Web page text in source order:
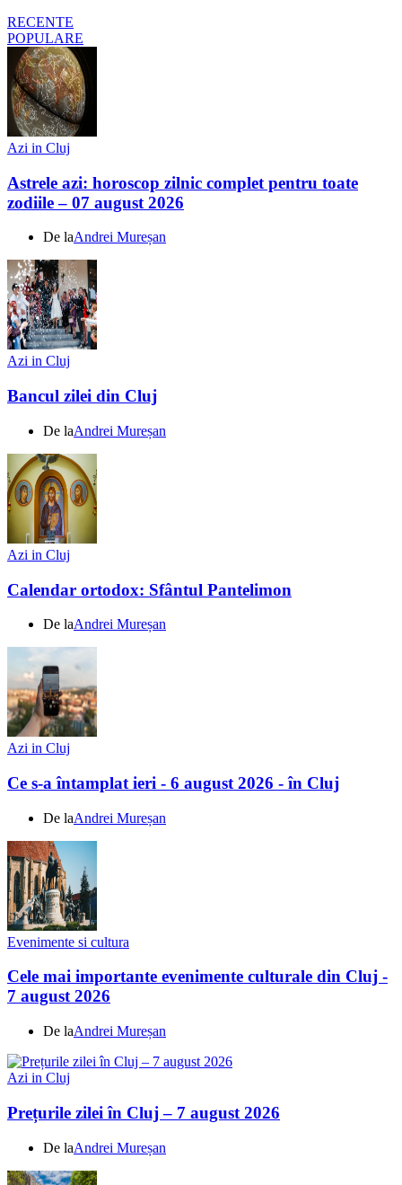
RECENTE
POPULARE
Azi in Cluj
Astrele azi: horoscop zilnic complet pentru toate
zodiile – 07 august 2026
De laAndrei Mureșan
Azi in Cluj
Bancul zilei din Cluj
De laAndrei Mureșan
Azi in Cluj
Calendar ortodox: Sfântul Pantelimon
De laAndrei Mureșan
Azi in Cluj
Ce s-a întamplat ieri - 6 august 2026 - în Cluj
De laAndrei Mureșan
Evenimente si cultura
Cele mai importante evenimente culturale din Cluj -
7 august 2026
De laAndrei Mureșan
Azi in Cluj
Prețurile zilei în Cluj – 7 august 2026
De laAndrei Mureșan